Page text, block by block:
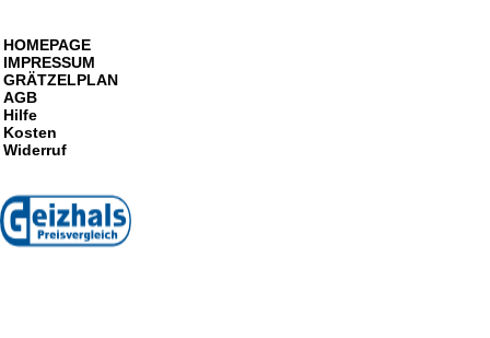
HOMEPAGE
IMPRESSUM
GRÄTZELPLAN
AGB
Hilfe
Kosten
Widerruf